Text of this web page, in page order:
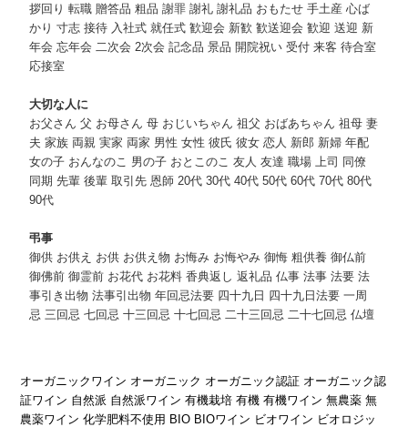
拶回り 転職 贈答品 粗品 謝罪 謝礼 謝礼品 おもたせ 手土産 心ば
かり 寸志 接待 入社式 就任式 歓迎会 新歓 歓送迎会 歓迎 送迎 新
年会 忘年会 二次会 2次会 記念品 景品 開院祝い 受付 来客 待合室
応接室
大切な人に
お父さん 父 お母さん 母 おじいちゃん 祖父 おばあちゃん 祖母 妻
夫 家族 両親 実家 両家 男性 女性 彼氏 彼女 恋人 新郎 新婦 年配
女の子 おんなのこ 男の子 おとこのこ 友人 友達 職場 上司 同僚
同期 先輩 後輩 取引先 恩師 20代 30代 40代 50代 60代 70代 80代
90代
弔事
御供 お供え お供 お供え物 お悔み お悔やみ 御悔 粗供養 御仏前
御佛前 御霊前 お花代 お花料 香典返し 返礼品 仏事 法事 法要 法
事引き出物 法事引出物 年回忌法要 四十九日 四十九日法要 一周
忌 三回忌 七回忌 十三回忌 十七回忌 二十三回忌 二十七回忌 仏壇
オーガニックワイン オーガニック オーガニック認証 オーガニック認
証ワイン 自然派 自然派ワイン 有機栽培 有機 有機ワイン 無農薬 無
農薬ワイン 化学肥料不使用 BIO BIOワイン ビオワイン ビオロジッ